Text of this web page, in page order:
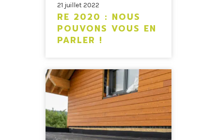
21 juillet 2022
RE 2020 : NOUS
POUVONS VOUS EN
PARLER !